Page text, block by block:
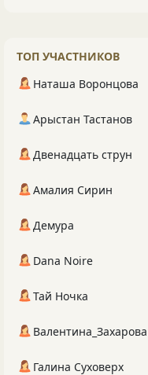
ТОП УЧАСТНИКОВ
Наташа Воронцова
Арыстан Тастанов
Двенадцать струн
Амалия Сирин
Демура
Dana Noire
Тай Ночка
Валентина_Захарова
Галина Суховерх